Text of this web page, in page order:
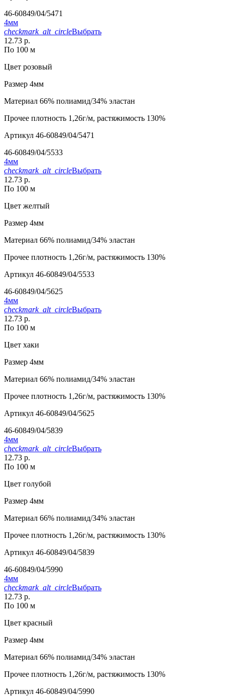
46-60849/04/5471
4мм
checkmark_alt_circleВыбрать
12.73 р.
По 100 м
Цвет розовый
Размер 4мм
Материал 66% полиамид/34% эластан
Прочее плотность 1,26г/м, растяжимость 130%
Артикул 46-60849/04/5471
46-60849/04/5533
4мм
checkmark_alt_circleВыбрать
12.73 р.
По 100 м
Цвет желтый
Размер 4мм
Материал 66% полиамид/34% эластан
Прочее плотность 1,26г/м, растяжимость 130%
Артикул 46-60849/04/5533
46-60849/04/5625
4мм
checkmark_alt_circleВыбрать
12.73 р.
По 100 м
Цвет хаки
Размер 4мм
Материал 66% полиамид/34% эластан
Прочее плотность 1,26г/м, растяжимость 130%
Артикул 46-60849/04/5625
46-60849/04/5839
4мм
checkmark_alt_circleВыбрать
12.73 р.
По 100 м
Цвет голубой
Размер 4мм
Материал 66% полиамид/34% эластан
Прочее плотность 1,26г/м, растяжимость 130%
Артикул 46-60849/04/5839
46-60849/04/5990
4мм
checkmark_alt_circleВыбрать
12.73 р.
По 100 м
Цвет красный
Размер 4мм
Материал 66% полиамид/34% эластан
Прочее плотность 1,26г/м, растяжимость 130%
Артикул 46-60849/04/5990